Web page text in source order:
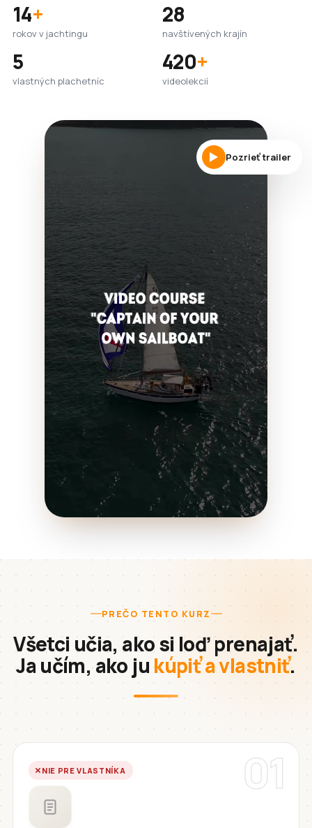
14+
rokov v jachtingu
28
navštívených krajín
5
vlastných plachetníc
420+
videolekcií
Pozrieť trailer
PREČO TENTO KURZ
Všetci učia, ako si loď prenajať.
Ja učím, ako ju kúpiť a vlastniť.
01
NIE PRE VLASTNÍKA